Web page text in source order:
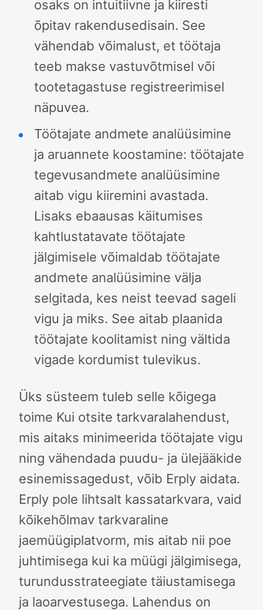
osaks on intuitiivne ja kiiresti
õpitav rakendusedisain. See
vähendab võimalust, et töötaja
teeb makse vastuvõtmisel või
tootetagastuse registreerimisel
näpuvea.
Töötajate andmete analüüsimine
ja aruannete koostamine: töötajate
tegevusandmete analüüsimine
aitab vigu kiiremini avastada.
Lisaks ebaausas käitumises
kahtlustatavate töötajate
jälgimisele võimaldab töötajate
andmete analüüsimine välja
selgitada, kes neist teevad sageli
vigu ja miks. See aitab plaanida
töötajate koolitamist ning vältida
vigade kordumist tulevikus.
Üks süsteem tuleb selle kõigega
toime Kui otsite tarkvaralahendust,
mis aitaks minimeerida töötajate vigu
ning vähendada puudu- ja ülejääkide
esinemissagedust, võib Erply aidata.
Erply pole lihtsalt kassatarkvara, vaid
kõikehõlmav tarkvaraline
jaemüügiplatvorm, mis aitab nii poe
juhtimisega kui ka müügi jälgimisega,
turundusstrateegiate täiustamisega
ja laoarvestusega. Lahendus on